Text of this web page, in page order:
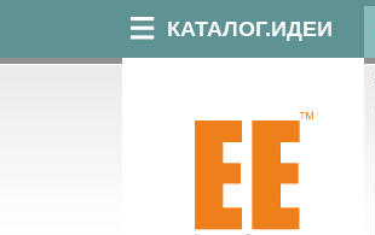
КАТАЛОГ.ИДЕИ